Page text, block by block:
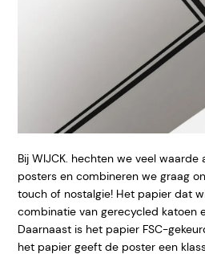
Bij WIJCK. hechten we veel
posters en combineren we graag
touch of nostalgie! Het papier dat
combinatie van gerecycled katoen
Daarnaast is het papier FSC-
het papier geeft de poster een